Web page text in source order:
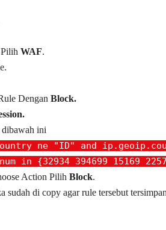
WAF.
Dengan Block.
ini
ne "ID" and
in {32934 394699 15169
Action Pilih Block.
sudah di copy agar rule tersebut